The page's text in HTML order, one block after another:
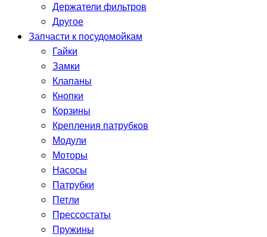
Держатели фильтров
Другое
Запчасти к посудомойкам
Гайки
Замки
Клапаны
Кнопки
Корзины
Крепления патрубков
Модули
Моторы
Насосы
Патрубки
Петли
Прессостаты
Пружины